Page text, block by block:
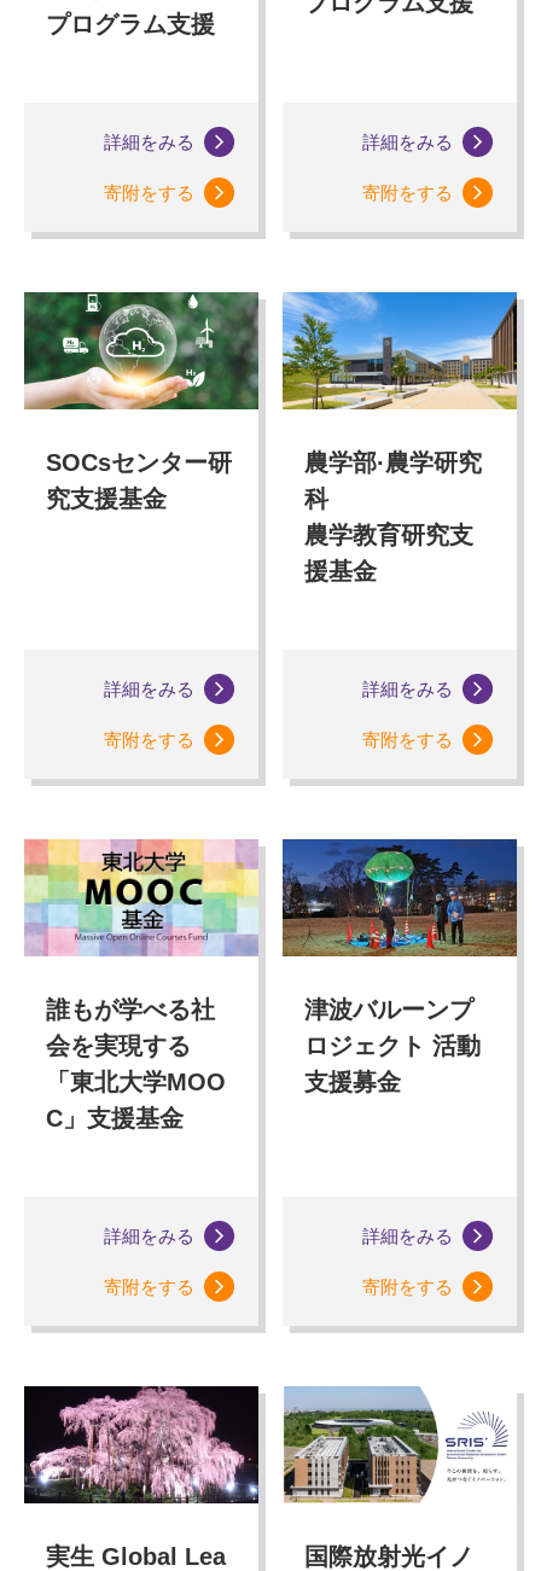
プログラム支援
詳細をみる
寄附をする
詳細をみる
寄附をする
SOCsセンター研
究支援基金
詳細をみる
寄附をする
農学部·農学研究
科
農学教育研究支
援基金
詳細をみる
寄附をする
誰もが学べる社
会を実現する
「東北大学MOO
C」支援基金
詳細をみる
寄附をする
津波バルーンプ
ロジェクト 活動
支援募金
詳細をみる
寄附をする
実生 Global Lea
国際放射光イノ